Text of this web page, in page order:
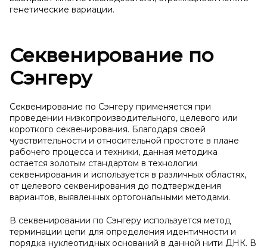
генетические вариации.
Секвенирование по
Сэнгеру
Секвенирование по Сэнгеру применяется при
проведении низкопроизводительного, целевого или
короткого секвенирования. Благодаря своей
чувствительности и относительной простоте в плане
рабочего процесса и техники, данная методика
остается золотым стандартом в технологии
секвенирования и используется в различных областях,
от целевого секвенирования до подтверждения
вариантов, выявленных ортогональными методами.
В секвенировании по Сэнгеру используется метод
терминации цепи для определения идентичности и
порядка нуклеотидных оснований в данной нити ДНК. В